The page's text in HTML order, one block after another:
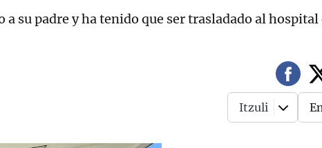
su padre y ha tenido que ser trasladado al hospital
Itzuli